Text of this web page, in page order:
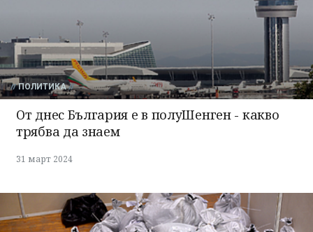
ПОЛИТИКА
От днес България е в полуШенген - какво
трябва да знаем
31 март 2024